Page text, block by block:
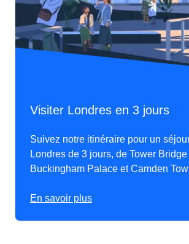
Visiter Londres en 3 jours
Suivez notre itinéraire pour un
Londres de 3 jours, de Tower Bridge
Buckingham Palace et Camden
En savoir plus